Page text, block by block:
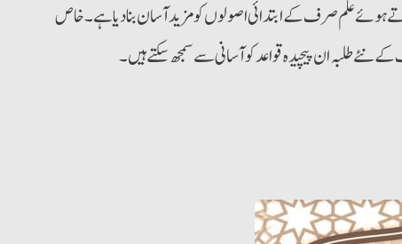
ہوئے علم صرف کے ابتدائی اصولوں کو مزید آسان بنا دیا ہے۔ خاص
طلبہ ان پیچیدہ قواعد کو آسانی سے سمجھ سکتے ہیں۔